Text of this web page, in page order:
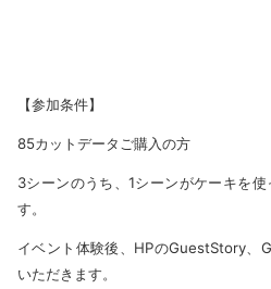
【参加条件】
85カットデータご購入の方
3シーンのうち、1シーンがケーキを
す。
イベント体験後、HPのGuestStory、
いただきます。